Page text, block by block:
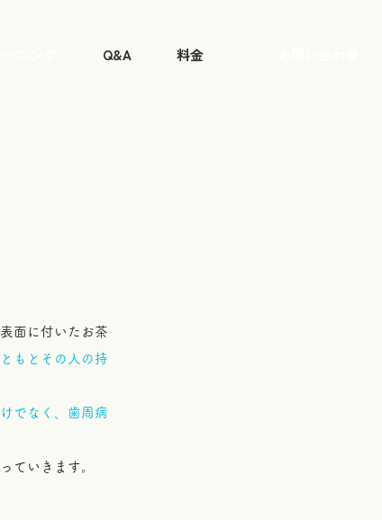
Q&A 料金
面に付いたお茶
ともとその人の持
でなく、歯周病
ていきます。